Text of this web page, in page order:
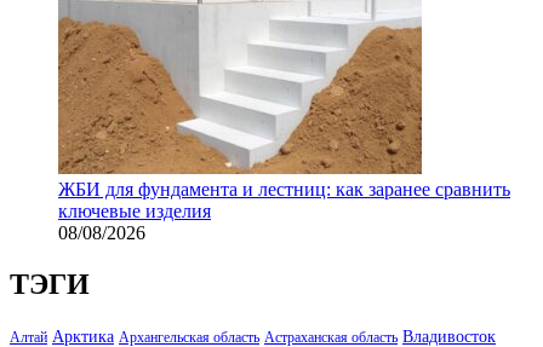
ЖБИ для фундамента и лестниц: как заранее сравнить
ключевые изделия
08/08/2026
ТЭГИ
Алтай Арктика Архангельская область Астраханская область Владивосток